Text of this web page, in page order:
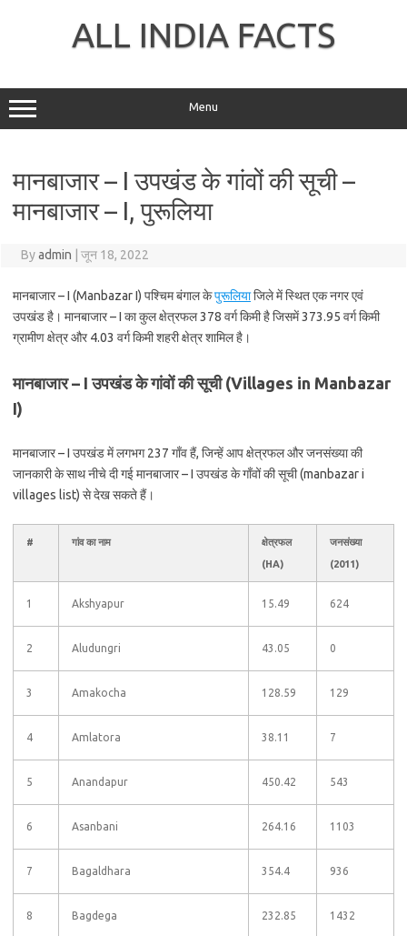
ALL INDIA FACTS
Menu
मानबाजार – I उपखंड के गांवों की सूची –
मानबाजार – I, पुरूलिया
Byadmin जून 18, 2022
मानबाजार – I (Manbazar I) पश्चिम बंगाल केपुरूलियाजिले में स्थित एक नगर एवं
उपखंड है। मानबाजार – I का कुल क्षेत्रफल 378 वर्ग किमी है जिसमें 373.95 वर्ग किमी
ग्रामीण क्षेत्र और 4.03 वर्ग किमी शहरी क्षेत्र शामिल है।
मानबाजार – I उपखंड के गांवों की सूची (Villages in Manbazar
I)
मानबाजार – I उपखंड में लगभग 237 गाँव हैं, जिन्हें आप क्षेत्रफल और जनसंख्या की
जानकारी के साथ नीचे दी गई मानबाजार – I उपखंड के गाँवों की सूची (manbazar i
villages list) से देख सकते हैं।
# गांव का नाम
क्षेत्रफल
(HA)
जनसंख्या
(2011)
1 Akshyapur 15.49 624
2 Aludungri 43.05 0
3 Amakocha 128.59 129
4 Amlatora 38.11 7
5 Anandapur 450.42 543
6 Asanbani 264.16 1103
7 Bagaldhara 354.4 936
8 Bagdega 232.85 1432